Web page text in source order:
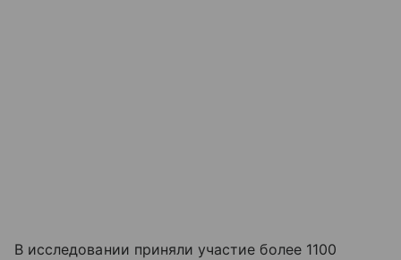
В исследовании приняли участие более 1100